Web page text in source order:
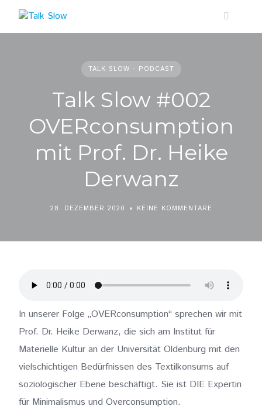
content
TALK SLOW - PODCAST
Talk Slow #002
OVERconsumption
mit Prof. Dr. Heike
Derwanz
28. DEZEMBER 2020 KEINE KOMMENTARE
In unserer Folge „OVERconsumption“ sprechen wir mit
Prof. Dr. Heike Derwanz, die sich am Institut für
Materielle Kultur an der Universität Oldenburg mit den
vielschichtigen Bedürfnissen des Textilkonsums auf
soziologischer Ebene beschäftigt. Sie ist DIE Expertin
für Minimalismus und Overconsumption.